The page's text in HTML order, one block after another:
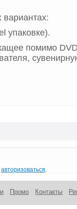
вариантах:
упаковке).
помимо
авторизоваться
Промо Контакты